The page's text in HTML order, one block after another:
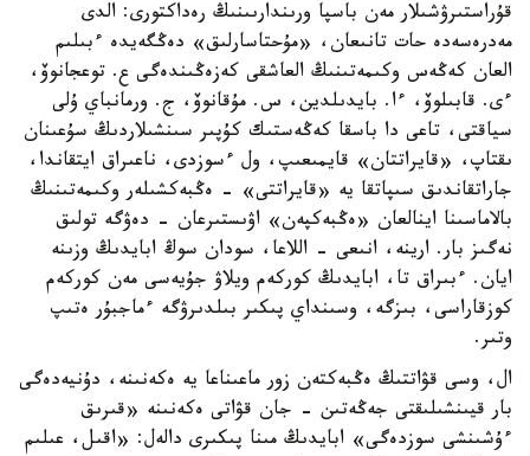
قۇراستىرۋشىلار مەن باسپا ورىندارىىنىڭ رەداكتورى: الدى
مەدرەسەدە حات تانىعان، «مۇحتاسارلىق» دەڭگەيدە ءبىلىم
العان كەڭەس وكىمەتىنىڭ العاشقى كەزەڭىندەگى ع. توعجانوۆ،
ءى. قابىلوۆ، ءا. بايدىلدين، س. مۇقانوۆ، ج. ورمانباي ۇلى
سياقتى، تاعى دا باسقا كەڭەستىك كۇپىر سىنشىلاردىڭ سۇعىنان
ىقتاپ، «قايراتتان» قايمىعىپ، ول ءسوزدى، ناعىراق ايتقاندا،
جاراتقاندىق سىپاتقا يە «قايراتتى» - ەڭبەكشىلەر وكىمەتىنىڭ
بالاماسىنا اينالعان «ەڭبەكپەن» اۋىستىرعان - دەۋگە تولىق
نەگىز بار. ارينە، انىعى - اللاعا، سودان سوڭ ابايدىڭ وزىنە
ايان. ءبىراق تا، ابايدىڭ كوركەم ويلاۋ جۇيەسى مەن كوركەم
كوزقاراسى، بىزگە، وسىنداي پىكىر بىلدىرۋگە ءماجبۇر ەتىپ
وتىر.
ال، وسى قۋاتتىڭ ەڭبەكتەن زور ماعىناعا يە ەكەنىنە، دۇنيەدەگى
بار قيىنشىلىقتى جەڭەتىن - جان قۋاتى ەكەنىنە «قىرىق
ءۇشىنشى سوزدەگى» ابايدىڭ مىنا پىكىرى دالەل: «اقىل، عىلىم